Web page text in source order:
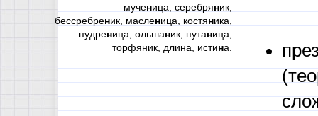
мученица, серебряник,
бессребреник, масленица, костяника,
пудреница, ольшаник, путаница,
торфяник, длина, истина.